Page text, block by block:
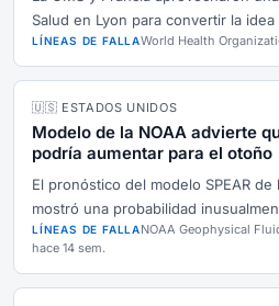
Salud en Lyon para convertir la
LÍNEAS DE FALLAWorld Health
🇺🇸 ESTADOS UNIDOS
Modelo de la NOAA advierte
podría aumentar para el otoño
El pronóstico del modelo SPEAR
mostró una probabilidad
LÍNEAS DE FALLANOAA Geophysical
hace 14 sem.